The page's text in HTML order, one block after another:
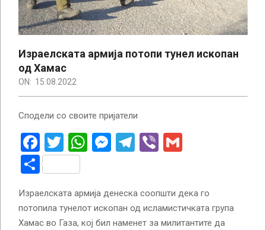
Израелската армија потопи тунел ископан
од Хамас
ON: 15.08.2022
Сподели со своите пријатели
Facebook
Twitter
WhatsApp
Messenger
Telegram
Viber
Share
Израелската армија денеска соопшти дека го
потопила тунелот ископан од исламистичката група
Хамас во Газа, кој бил наменет за милитантите да